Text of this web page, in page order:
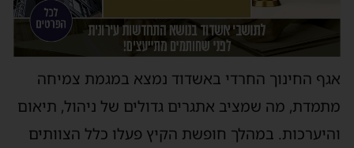
אגף החינוך החרדי באשדוד נמצא במגמת צמיחה
מתמדת, מה שמציב אתגרים גדולים של ניהול, תיאום
והיערכות. במהלך חופשת הקיץ פעלו כלל הצוותים